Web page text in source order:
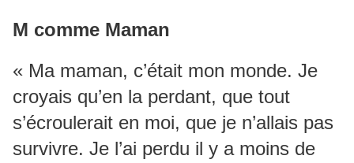
M comme Maman
« Ma maman, c’était mon monde. Je
croyais qu’en la perdant, que tout
s’écroulerait en moi, que je n’allais pas
survivre. Je l’ai perdu il y a moins de